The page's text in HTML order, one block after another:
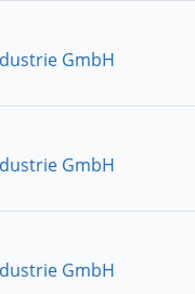
GmbH
GmbH
GmbH